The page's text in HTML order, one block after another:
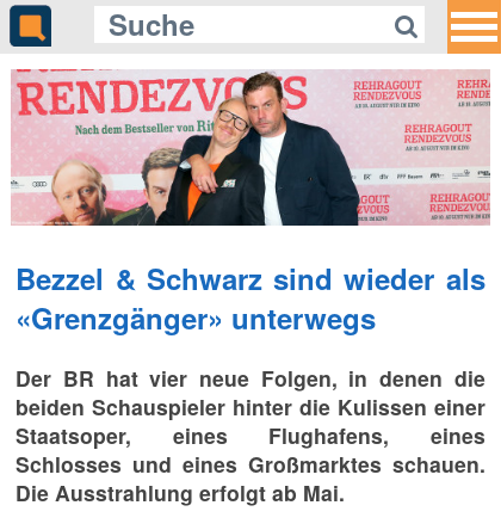
Gleich auf Quotenmeter:
«37°Leben» startet Dreiteiler über
persönliche Neuanfänge
Bezzel & Schwarz sind wieder als
«Grenzgänger» unterwegs
Der BR hat vier neue Folgen, in denen die
beiden Schauspieler hinter die Kulissen einer
Staatsoper, eines Flughafens, eines
Schlosses und eines Großmarktes schauen.
Die Ausstrahlung erfolgt ab Mai.